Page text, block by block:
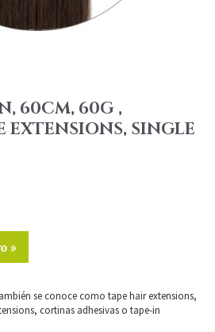
60CM, 60G ,
EXTENSIONS, SINGLE
»
se conoce como tape hair extensions,
cortinas adhesivas o tape-in